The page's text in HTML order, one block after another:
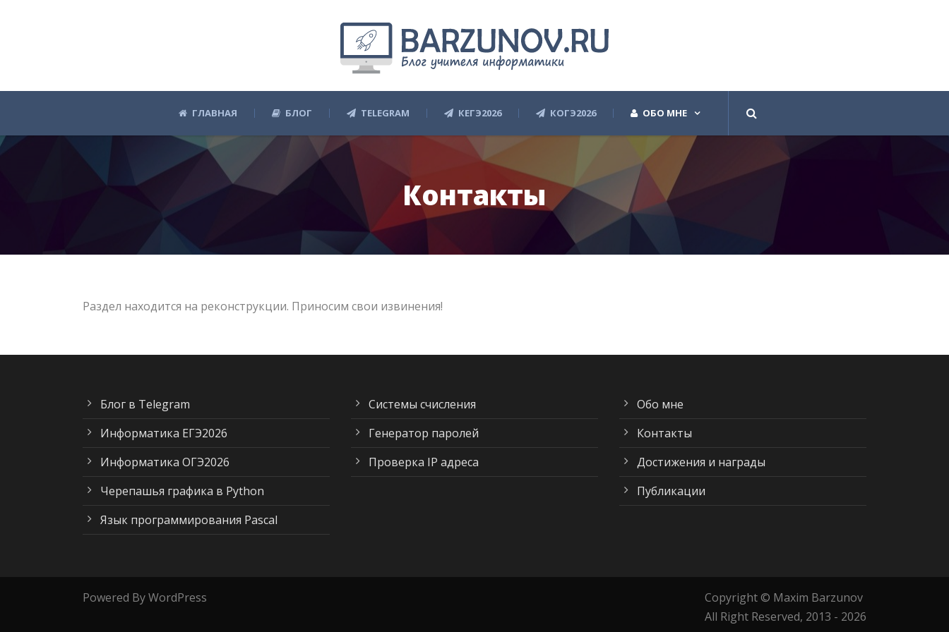
ГЛАВНАЯ БЛОГ TELEGRAM КЕГЭ2026 КОГЭ2026 ОБО МНЕ
Контакты
Раздел находится на реконструкции. Приносим свои извинения!
Блог в Telegram
Информатика ЕГЭ2026
Информатика ОГЭ2026
Черепашья графика в Python
Язык программирования Pascal
Системы счисления
Генератор паролей
Проверка IP адреса
Обо мне
Контакты
Достижения и награды
Публикации
Powered By WordPress
Copyright © Maxim Barzunov
All Right Reserved, 2013 - 2026